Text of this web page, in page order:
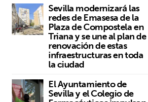
Sevilla modernizará las
redes de Emasesa de la
Plaza de Compostela en
Triana y se une al plan de
renovación de estas
infraestructuras en toda
la ciudad
El Ayuntamiento de
Sevilla y el Colegio de